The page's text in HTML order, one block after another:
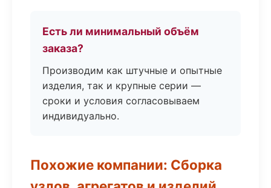
Есть ли минимальный объём
заказа?
Производим как штучные и опытные
изделия, так и крупные серии —
сроки и условия согласовываем
индивидуально.
Похожие компании: Сборка